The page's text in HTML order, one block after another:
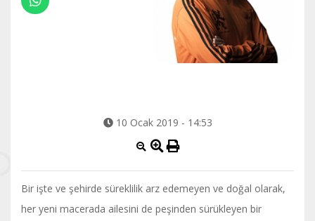
10 Ocak 2019 - 14:53
Bir işte ve şehirde süreklilik arz edemeyen ve doğal olarak,
her yeni macerada ailesini de peşinden sürükleyen bir